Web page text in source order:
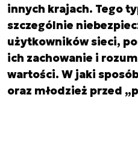
innych krajach. Tego
szczególnie
użytkowników sieci,
ich zachowanie i
wartości. W jaki
oraz młodzież przed